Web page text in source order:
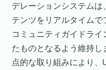
デレーションシステム
テンツをリアルタイム
コミュニティガイドラ
たものとなるよう維持
点的な取り組みにより